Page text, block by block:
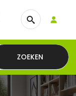
ZOEKEN